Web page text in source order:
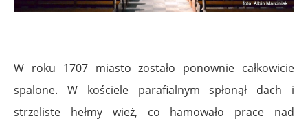
W roku 1707 miasto zostało ponownie całkowicie
spalone. W kościele parafialnym spłonął dach i
strzeliste hełmy wież, co hamowało prace nad